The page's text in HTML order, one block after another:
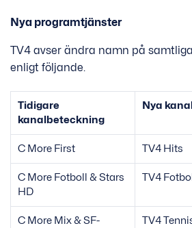
Nya programtjänster
TV4 avser ändra namn på
enligt följande.
Tidigare
kanalbeteckning
Nya
C More First TV4 Hits
C More Fotboll & Stars
HD
TV4
C More Mix & SF-
TV4